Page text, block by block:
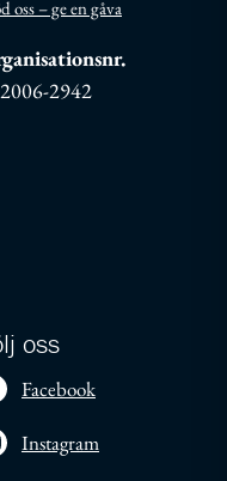
oss – ge en gåva
2942
oss
Facebook
Instagram